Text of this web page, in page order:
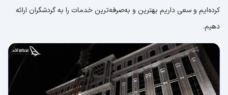
کرده‌ایم و سعی داریم بهترین و به‌صرفه‌ترین خدمات را به گردشگران ارائه
دهیم.